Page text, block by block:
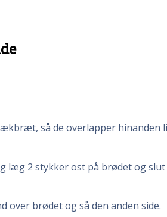
så de overlapper hinanden
læg 2 stykker ost på brødet og slut
over brødet og så den anden side.